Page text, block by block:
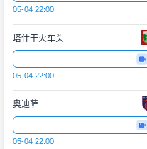
05-04 22:00
塔什干火车头
05-04 22:00
奥迪萨
05-04 22:00